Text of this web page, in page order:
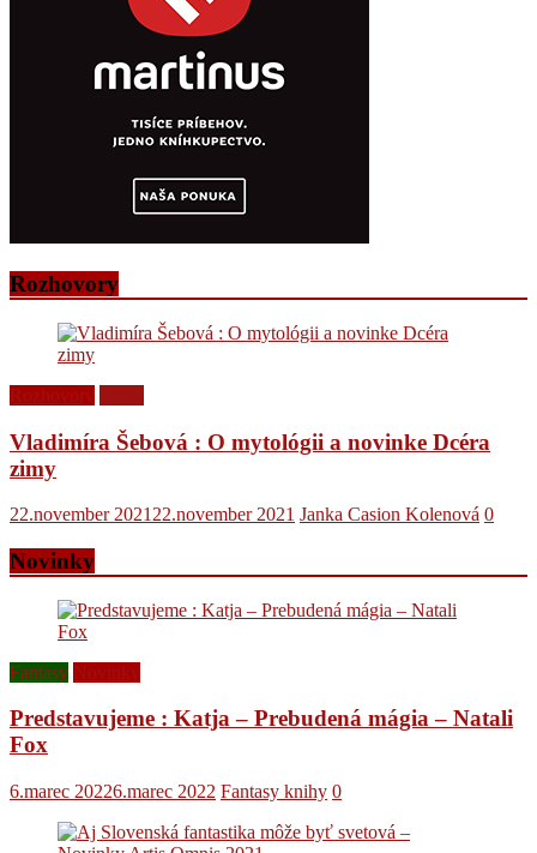
Rozhovory
Vladimíra Šebová : O mytológii a novinke Dcéra
zimy
22.november 2021 22.november 2021 Janka Casion Kolenová 0
Novinky
Fantasy
Predstavujeme : Katja – Prebudená mágia – Natali
Fox
6.marec 20226.marec 2022 Fantasy knihy 0